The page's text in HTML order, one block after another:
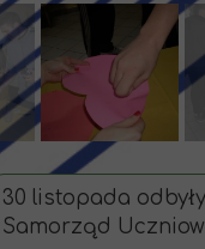
30 listopada
Samorząd